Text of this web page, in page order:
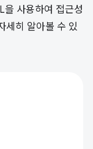
을 사용하여 접근성
세히 알아볼 수 있